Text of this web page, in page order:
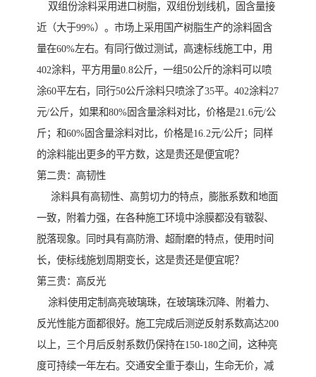
双组份涂料采用进口树脂，双组份划线机，固含量接
近（大于99%）。市场上采用国产树脂生产的涂料固含
量在60%左右。有同行做过测试，高速标线施工中，用
402涂料，平方用量0.8公斤，一组50公斤的涂料可以喷
涂60平左右，同行50公斤涂料只喷涂了35平。402涂料27
元/公斤，如果和80%固含量涂料对比，价格是21.6元/公
斤；和60%固含量涂料对比，价格是16.2元/公斤；同样
的涂料能出更多的平方数，这是贵还是便宜呢？
第二贵：高韧性
涂料具有高韧性、高剪切力的特点，膨胀系数和地面
一致，附着力强，在各种施工环境中涂膜都没有皲裂、
脱落现象。同时具有高防滑、超耐磨的特点，使用时间
长，使标线施划周期变长，这是贵还是便宜呢？
第三贵：高反光
涂料使用定制高亮玻璃珠，在玻璃珠沉降、附着力、
反光性能方面都很好。施工完成后测逆反射系数高达200
以上，三个月后反射系数仍保持在150-180之间，这种亮
度可持续一年左右。交通安全重于泰山，生命无价，减